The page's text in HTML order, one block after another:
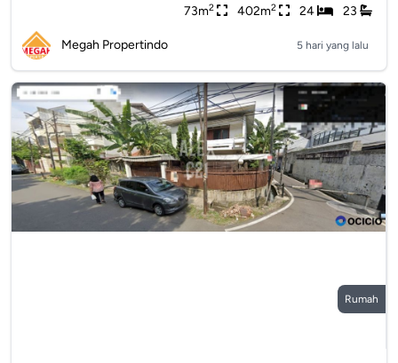
73m2 402m2 24 23
Megah Propertindo 5 hari yang lalu
Rumah